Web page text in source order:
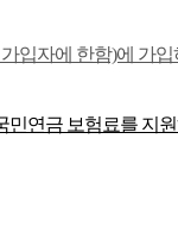
입자에 한함)에 가
민연금 보험료를 지